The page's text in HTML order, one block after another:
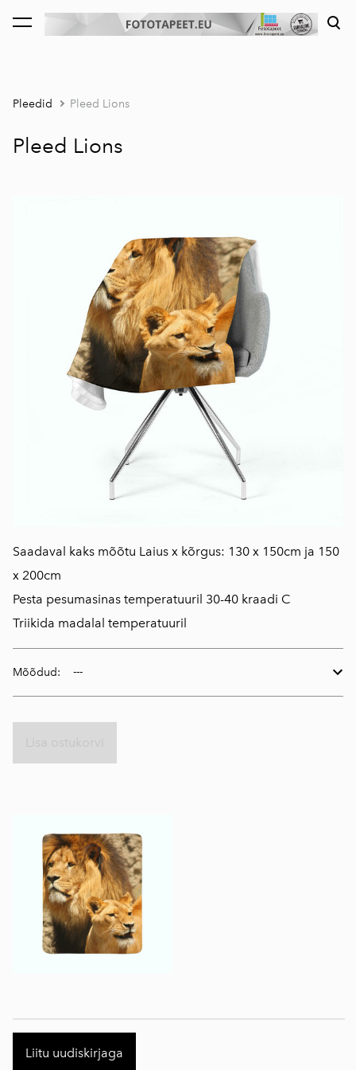
lisati ostukorvi. Vaata ostukorvi
Pleedid Pleed Lions
Pleed Lions
Saadaval kaks mõõtu Laius x kõrgus: 130 x 150cm ja 150
x 200cm
Pesta pesumasinas temperatuuril 30-40 kraadi C
Triikida madalal temperatuuril
Mõõdud:
Liitu uudiskirjaga